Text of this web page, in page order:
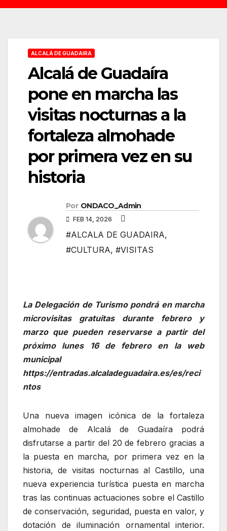
ALCALÁ DE GUADAIRA
Alcalá de Guadaíra
pone en marcha las
visitas nocturnas a la
fortaleza almohade
por primera vez en su
historia
Por ONDACO_Admin
FEB 14, 2026
#ALCALA DE GUADAIRA,
#CULTURA, #VISITAS
La Delegación de Turismo pondrá en marcha
microvisitas gratuitas durante febrero y
marzo que pueden reservarse a partir del
próximo lunes 16 de febrero en la web
municipal
https://entradas.alcaladeguadaira.es/es/reci
ntos
Una nueva imagen icónica de la fortaleza
almohade de Alcalá de Guadaíra podrá
disfrutarse a partir del 20 de febrero gracias a
la puesta en marcha, por primera vez en la
historia, de visitas nocturnas al Castillo, una
nueva experiencia turística puesta en marcha
tras las continuas actuaciones sobre el Castillo
de conservación, seguridad, puesta en valor, y
dotación de iluminación ornamental interior.